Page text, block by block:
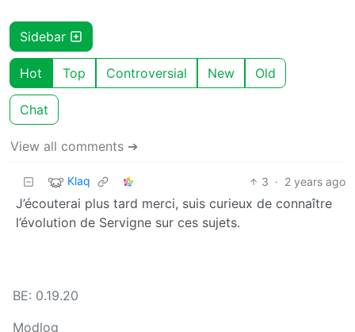
Sidebar
Hot Top Controversial New Old
Chat
View all comments ➔
Klaq 3 · 2 years ago
J’écouterai plus tard merci, suis curieux de connaître
l’évolution de Servigne sur ces sujets.
BE: 0.19.20
Modlog